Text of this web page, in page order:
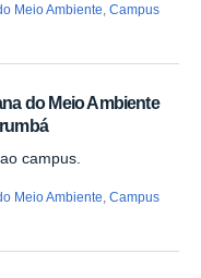
Meio Ambiente ,Campus
do Meio Ambiente
campus.
Meio Ambiente ,Campus